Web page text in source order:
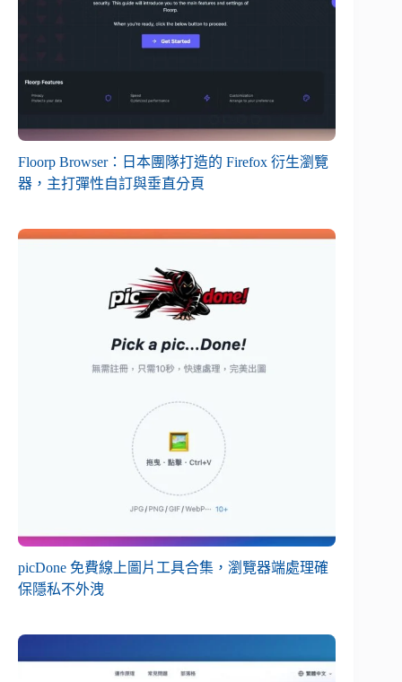
Floorp Browser：日本團隊打造的 Firefox 衍生瀏覽
器，主打彈性自訂與垂直分頁
picDone 免費線上圖片工具合集，瀏覽器端處理確
保隱私不外洩